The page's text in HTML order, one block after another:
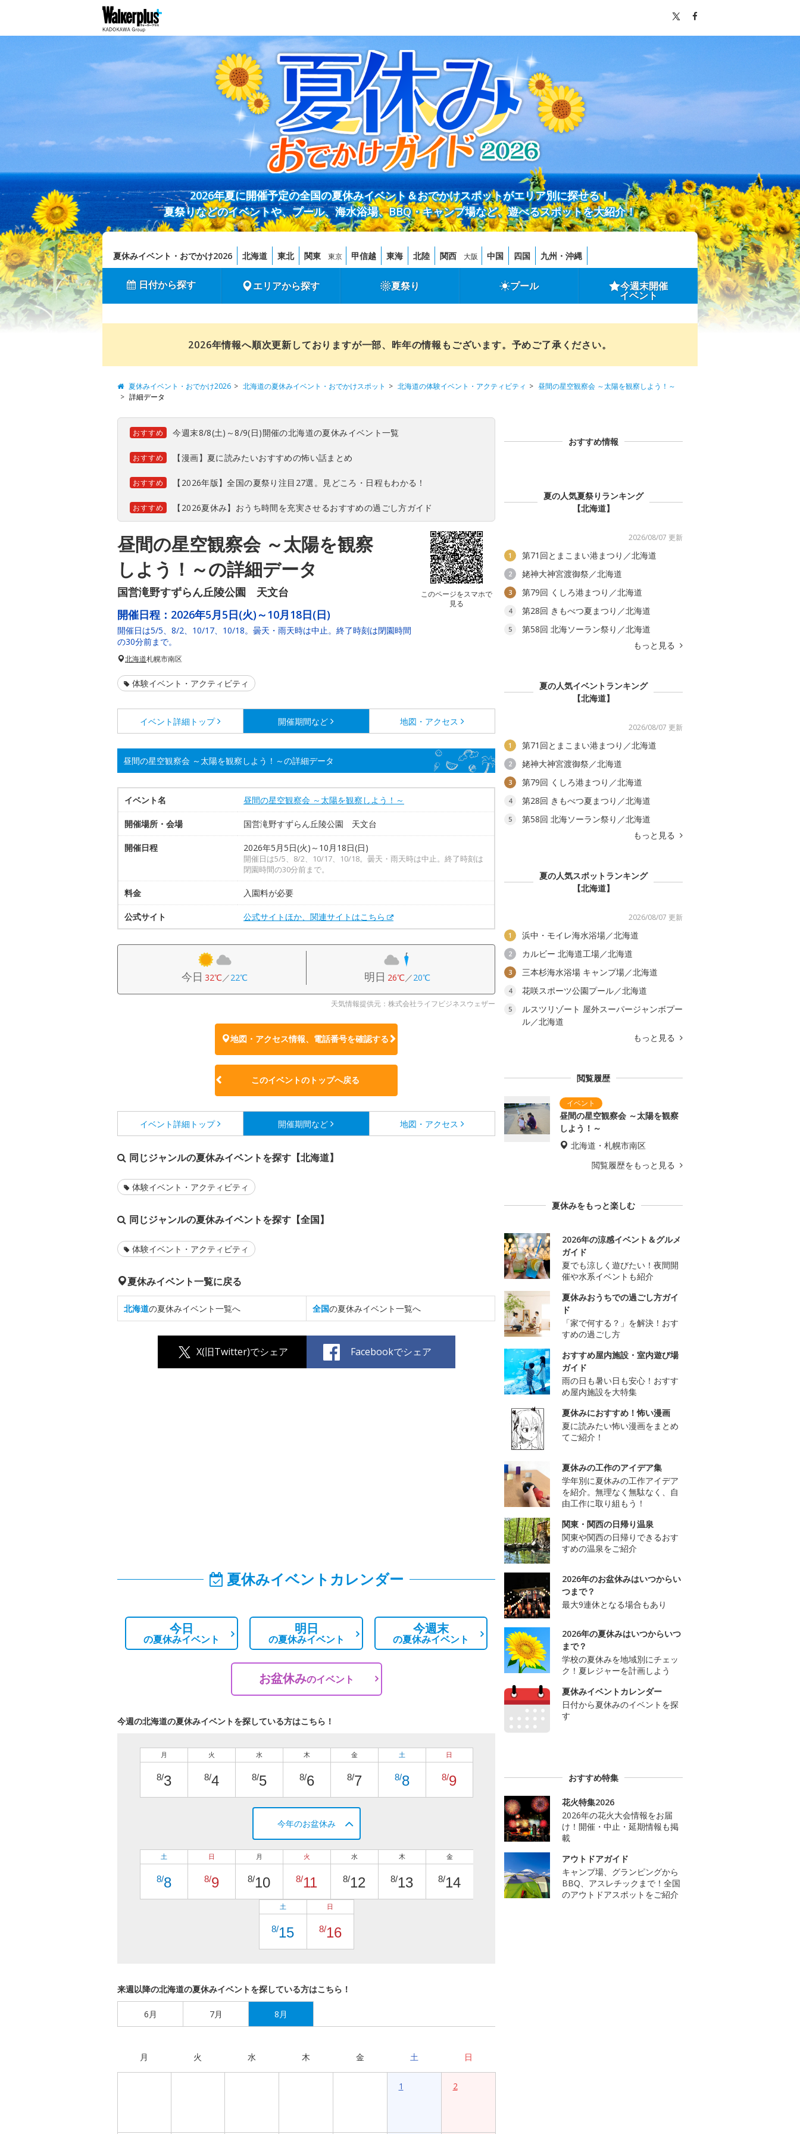
2026年夏に開催予定の全国の夏休みイベント＆おでかけスポットがエリア別に探せる！
夏祭りなどのイベントや、プール、海水浴場、BBQ・キャンプ場など、遊べるスポットを大紹介！
夏休みイベント・おでかけ2026 北海道 東北 関東 東京 甲信越 東海 北陸 関西 大阪 中国 四国 九州・沖縄
日付から探す エリアから探す 夏祭り プール 今週末開催
イベント
2026年情報へ順次更新しておりますが一部、昨年の情報もございます。予めご了承ください。
夏休みイベント・おでかけ2026 北海道の夏休みイベント・おでかけスポット 北海道の体験イベント・アクティビティ
昼間の星空観察会 ～太陽を観察しよう！～
詳細データ
おすすめ 今週末8/8(土)～8/9(日)開催の北海道の夏休みイベント一覧
おすすめ 【漫画】夏に読みたいおすすめの怖い話まとめ
おすすめ 【2026年版】全国の夏祭り注目27選。見どころ・日程もわかる！
おすすめ 【2026夏休み】おうち時間を充実させるおすすめの過ごし方ガイド
昼間の星空観察会 ～太陽を観察
しよう！～の詳細データ
国営滝野すずらん丘陵公園 天文台
このページをスマホで
見る
開催日程： 2026年5月5日(火)～10月18日(日)
開催日は5/5、8/2、10/17、10/18。曇天・雨天時は中止。終了時刻は閉園時間
の30分前まで。
北海道札幌市南区
体験イベント・アクティビティ
イベント詳細 トップ 開催期間など 地図・アクセス
昼間の星空観察会 ～太陽を観察しよう！～の詳細データ
イベント名 昼間の星空観察会 ～太陽を観察しよう！～
開催場所・会場 国営滝野すずらん丘陵公園 天文台
開催日程 2026年5月5日(火)～10月18日(日)
開催日は5/5、8/2、10/17、10/18。曇天・雨天時は中止。終了時刻は
閉園時間の30分前まで。
料金 入園料が必要
公式サイト 公式サイトほか、関連サイトはこちら
今日 32℃／22℃ 明日 26℃／20℃
天気情報提供元：株式会社ライフビジネスウェザー
地図・アクセス情報、電話番号を確認する
このイベントのトップへ戻る
イベント詳細 トップ 開催期間など 地図・アクセス
同じジャンルの夏休みイベントを探す【北海道】
体験イベント・アクティビティ
同じジャンルの夏休みイベントを探す【全国】
体験イベント・アクティビティ
夏休みイベント一覧に戻る
北海道の夏休みイベント一覧へ 全国の夏休みイベント一覧へ
X(旧Twitter)でシェア Facebookでシェア
夏休みイベントカレンダー
今日
の夏休みイベント
明日
の夏休みイベント
今週末
の夏休みイベント
お盆休みのイベント
今週の北海道の夏休みイベントを探している方はこちら！
月
8/3
火
8/4
水
8/5
木
8/6
金
8/7
土
8/8
日
8/9
今年のお盆休み
土
8/8
日
8/9
月
8/10
火
8/11
水
8/12
木
8/13
金
8/14
土
8/15
日
8/16
来週以降の北海道の夏休みイベントを探している方はこちら！
6月 7月 8月
月 火 水 木 金 土 日
1 2
おすすめ情報
夏の人気夏祭りランキング
【北海道】
2026/08/07 更新
1 第71回とまこまい港まつり／北海道
2 姥神大神宮渡御祭／北海道
3 第79回 くしろ港まつり／北海道
4 第28回 きもべつ夏まつり／北海道
5
第58回 北海ソーラン祭り／北海道
もっと見る
夏の人気イベントランキング
【北海道】
2026/08/07 更新
1 第71回とまこまい港まつり／北海道
2 姥神大神宮渡御祭／北海道
3 第79回 くしろ港まつり／北海道
4 第28回 きもべつ夏まつり／北海道
5
第58回 北海ソーラン祭り／北海道
もっと見る
夏の人気スポットランキング
【北海道】
2026/08/07 更新
1 浜中・モイレ海水浴場／北海道
2 カルビー 北海道工場／北海道
3 三本杉海水浴場 キャンプ場／北海道
4 花咲スポーツ公園プール／北海道
5
ルスツリゾート 屋外スーパージャンボプー
ル／北海道
もっと見る
閲覧履歴
昼間の星空観察会 ～太陽を観察
しよう！～
北海道・札幌市南区
閲覧履歴をもっと見る
夏休みをもっと楽しむ
2026年の涼感イベント＆グルメ
ガイド
夏でも涼しく遊びたい！夜間開
催や水系イベントも紹介
夏休みおうちでの過ごし方ガイ
ド
「家で何する？」を解決！おす
すめの過ごし方
おすすめ屋内施設・室内遊び場
ガイド
雨の日も暑い日も安心！おすす
め屋内施設を大特集
夏休みにおすすめ！怖い漫画
夏に読みたい怖い漫画をまとめ
てご紹介！
夏休みの工作のアイデア集
学年別に夏休みの工作アイデア
を紹介。無理なく無駄なく、自
由工作に取り組もう！
関東・関西の日帰り温泉
関東や関西の日帰りできるおす
すめの温泉をご紹介
2026年のお盆休みはいつからい
つまで？
最大9連休となる場合もあり
2026年の夏休みはいつからいつ
まで？
学校の夏休みを地域別にチェッ
ク！夏レジャーを計画しよう
夏休みイベントカレンダー
日付から夏休みのイベントを探
す
おすすめ特集
花火特集2026
2026年の花火大会情報をお届
け！開催・中止・延期情報も掲
載
アウトドアガイド
キャンプ場、グランピングから
BBQ、アスレチックまで！全国
のアウトドアスポットをご紹介